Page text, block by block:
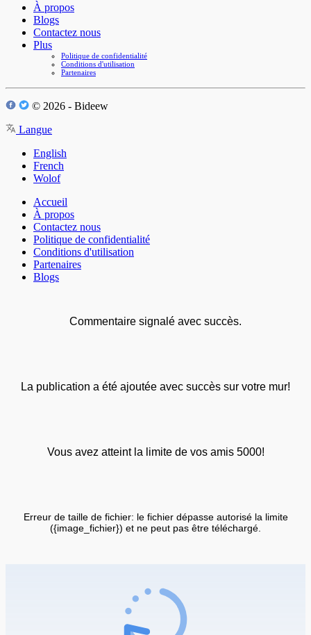
À propos
Blogs
Contactez nous
Plus
Politique de confidentialité
Conditions d'utilisation
Partenaires
© 2026 - Bideew
Langue
English
French
Wolof
Accueil
À propos
Contactez nous
Politique de confidentialité
Conditions d'utilisation
Partenaires
Blogs
Commentaire signalé avec succès.
La publication a été ajoutée avec succès sur votre mur!
Vous avez atteint la limite de vos amis 5000!
Erreur de taille de fichier: le fichier dépasse autorisé la limite
({image_fichier}) et ne peut pas être téléchargé.